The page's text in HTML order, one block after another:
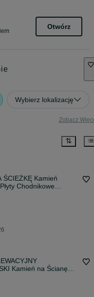
Otwórz
Wybierz lokalizację
Zobacz
ŚCIEŻKĘ Kamień
Chodnikowe
Oczko Wodne Taras
Elewcyjny
Łupek
Kamień na Ścianę
Taras Okładzina
Łupek
Szarogłaz Oliwkowy